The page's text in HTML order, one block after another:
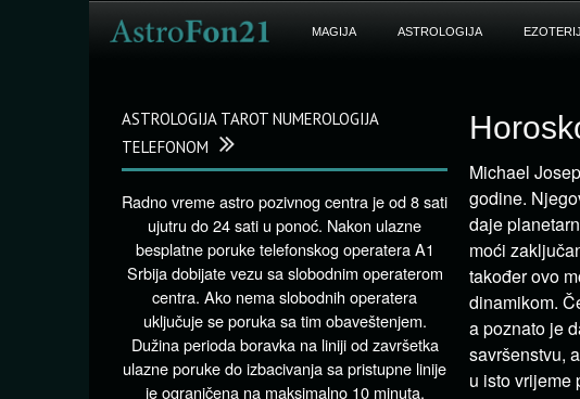
MAGIJA ASTROLOGIJA
Michael
godine.
daje
moći
također ovo
dinamikom.
a poznato je
savršenstvu,
u isto vrijeme
ASTROLOGIJA TAROT NUMEROLOGIJA
TELEFONOM
Radno vreme astro pozivnog centra je od 8 sati
ujutru do 24 sati u ponoć. Nakon ulazne
besplatne poruke telefonskog operatera A1
Srbija dobijate vezu sa slobodnim operaterom
centra. Ako nema slobodnih operatera
uključuje se poruka sa tim obaveštenjem.
Dužina perioda boravka na liniji od završetka
ulazne poruke do izbacivanja sa pristupne linije
je ograničena na maksimalno 10 minuta,